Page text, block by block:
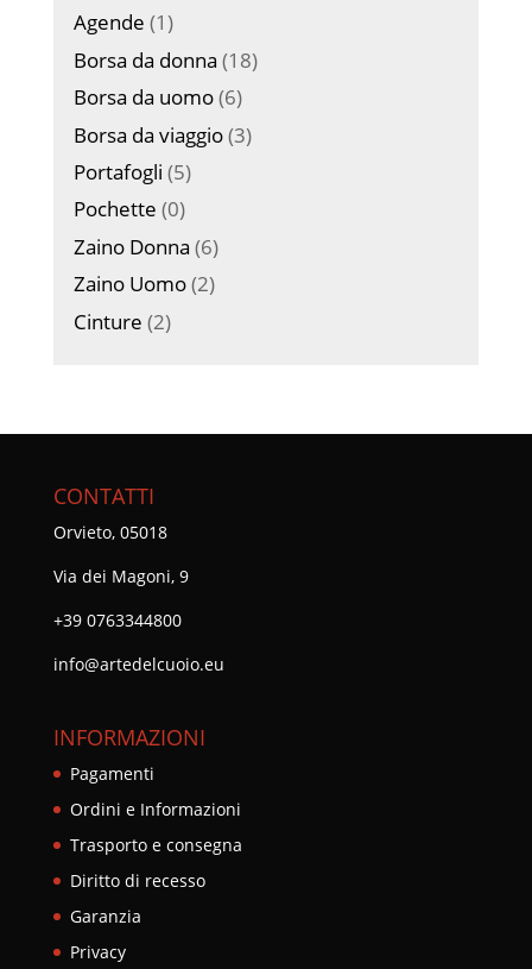
Agende (1)
Borsa da donna (18)
Borsa da uomo(6)
Borsa da viaggio(3)
Portafogli (5)
Pochette (0)
Zaino Donna (6)
Zaino Uomo(2)
Cinture (2)
CONTATTI
Orvieto, 05018
Via dei Magoni, 9
+39 0763344800
info@artedelcuoio.eu
INFORMAZIONI
Pagamenti
Ordini e Informazioni
Trasporto e consegna
Diritto di recesso
Garanzia
Privacy